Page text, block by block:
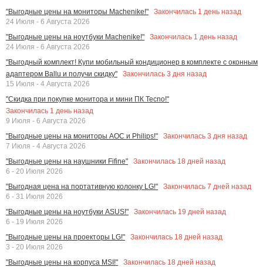
"Выгодные цены на мониторы Machenike!" Закончилась 1 день назад
24 Июля - 6 Августа 2026
"Выгодные цены на ноутбуки Machenike!"
Закончилась 1 день назад
24 Июля - 6 Августа 2026
"Выгодный комплект! Купи мобильный кондиционер в комплекте с оконным
адаптером Ballu и получи скидку"
Закончилась 3 дня назад
15 Июля - 4 Августа 2026
"Скидка при покупке монитора и мини ПК Tecno!"
Закончилась 1 день назад
9 Июля - 6 Августа 2026
"Выгодные цены на мониторы AOC и Philips!"
Закончилась 3 дня назад
7 Июля - 4 Августа 2026
"Выгодные цены на наушники Fifine"
Закончилась 18 дней назад
6 - 20 Июля 2026
"Выгодная цена на портативную колонку LG!"
Закончилась 7 дней назад
6 - 31 Июля 2026
"Выгодные цены на ноутбуки ASUS!"
Закончилась 19 дней назад
6 - 19 Июля 2026
"Выгодные цены на проекторы LG!"
Закончилась 18 дней назад
3 - 20 Июля 2026
"Выгодные цены на корпуса MSI!"
Закончилась 18 дней назад